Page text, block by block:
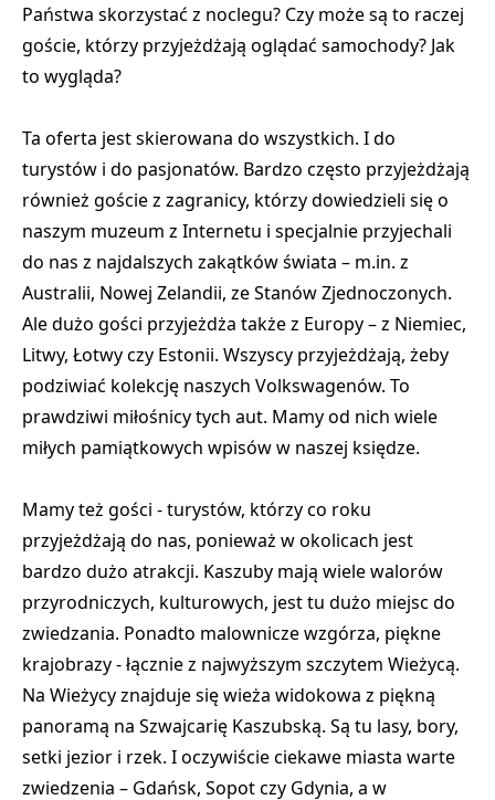
Państwa skorzystać z noclegu? Czy może są to raczej
goście, którzy przyjeżdżają oglądać samochody? Jak
to wygląda?
Ta oferta jest skierowana do wszystkich. I do
turystów i do pasjonatów. Bardzo często przyjeżdżają
również goście z zagranicy, którzy dowiedzieli się o
naszym muzeum z Internetu i specjalnie przyjechali
do nas z najdalszych zakątków świata – m.in. z
Australii, Nowej Zelandii, ze Stanów Zjednoczonych.
Ale dużo gości przyjeżdża także z Europy – z Niemiec,
Litwy, Łotwy czy Estonii. Wszyscy przyjeżdżają, żeby
podziwiać kolekcję naszych Volkswagenów. To
prawdziwi miłośnicy tych aut. Mamy od nich wiele
miłych pamiątkowych wpisów w naszej księdze.
Mamy też gości - turystów, którzy co roku
przyjeżdżają do nas, ponieważ w okolicach jest
bardzo dużo atrakcji. Kaszuby mają wiele walorów
przyrodniczych, kulturowych, jest tu dużo miejsc do
zwiedzania. Ponadto malownicze wzgórza, piękne
krajobrazy - łącznie z najwyższym szczytem Wieżycą.
Na Wieżycy znajduje się wieża widokowa z piękną
panoramą na Szwajcarię Kaszubską. Są tu lasy, bory,
setki jezior i rzek. I oczywiście ciekawe miasta warte
zwiedzenia – Gdańsk, Sopot czy Gdynia, a w